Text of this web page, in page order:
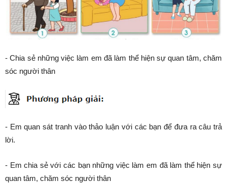
- Chia sẻ những việc làm em đã làm thể hiện sự quan tâm, chăm
sóc người thân
- Em quan sát tranh vào thảo luận với các bạn để đưa ra câu trả
lời.
- Em chia sẻ với các bạn những việc làm em đã làm thể hiện sự
quan tâm, chăm sóc người thân